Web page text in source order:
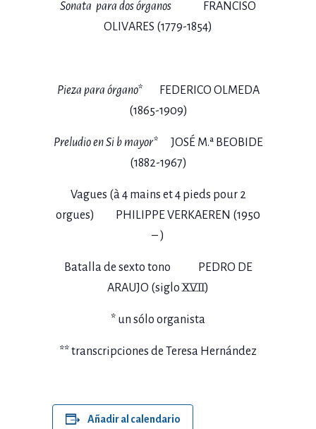
Sonata para dos órganos
FRANCISO
OLIVARES (1779-1854)
Pieza para órgano*
FEDERICO OLMEDA
(1865-1909)
Preludio en Si b mayor* JOSÉ M.ª BEOBIDE
(1882-1967)
Vagues (à 4 mains et 4 pieds pour 2
orgues) PHILIPPE VERKAEREN (1950
– )
Batalla de sexto tono PEDRO DE
ARAUJO (siglo XVII)
* un sólo organista
** transcripciones de Teresa Hernández
Añadir al calendario